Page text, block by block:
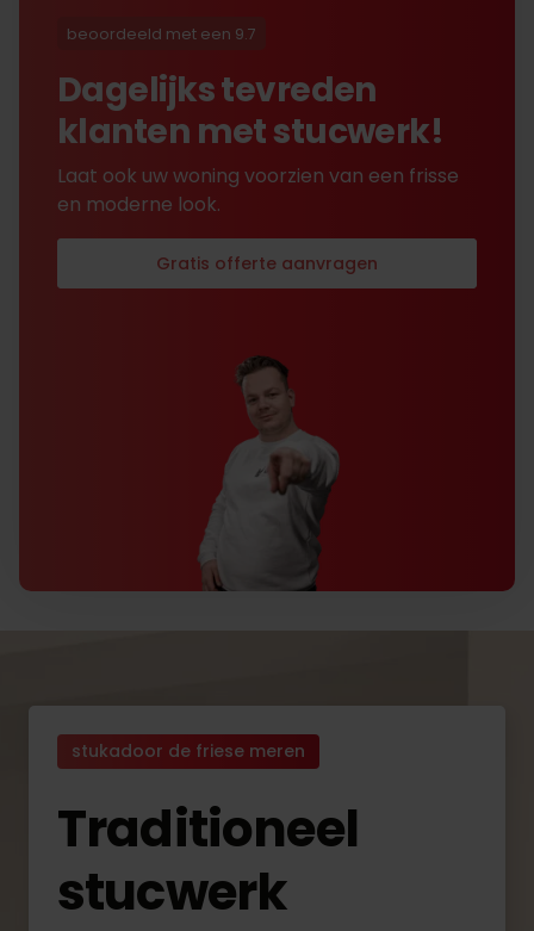
beoordeeld met een 9.7
Dagelijks tevreden
klanten met stucwerk!
Laat ook uw woning voorzien van een frisse
en moderne look.
Gratis offerte aanvragen
stukadoor de friese meren
Traditioneel
stucwerk